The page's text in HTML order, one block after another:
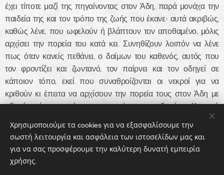
έχει τίποτε μαζί της πηγαίνοντας στον Άδη, παρά μονάχα την
παιδεία της και τον τρόπο της ζωής που έκανε· αυτά ακριβώς,
καθώς λένε, που ωφελούν ή βλάπτουν τον αποθαμένο, μόλις
αρχίσει την πορεία του κατά κει. Συνηθίζουν λοιπόν να λένε
πως όταν κανείς πεθάνει, ο δαίμων του καθενός, αυτός που
τον φροντίζει και ζωντανό, τον παίρνει και τον οδηγεί σε
κάποιον τόπο, εκεί που συναθροίζονται οι νεκροί για να
κριθούν κι έπειτα να αρχίσουν την πορεία τους στον Άδη με
οδηγό εκείνον που έχει προσταχτεί να τους οδηγήσει. Κι αφού
λάβουν την τύχη που είναι να λάβουν και μείνουν το διάστημα
που πρέπει, άλλος οδηγός τους φέρνει πάλι εδώ, έπειτα από
πολλά και μεγάλα γυρίσματα του καιρού. Αυτή η πορεία δεν
είναι λοιπόν, όπως την παρουσιάζει ο Τήλεφος του Αισχύλου·
Χρησιμοποιούμε τα cookies για να εξασφαλίσουμε την
σωστή λειτουργία και ασφάλεια των ιστοσελίδων μας και
για να σας προσφέρουμε την καλύτερη δυνατή εμπειρία
χρήσης.